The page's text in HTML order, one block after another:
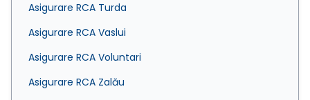
Asigurare RCA Turda
Asigurare RCA Vaslui
Asigurare RCA Voluntari
Asigurare RCA Zalău